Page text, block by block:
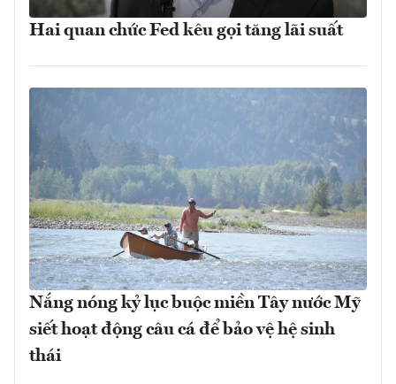
Hai quan chức Fed kêu gọi tăng lãi suất
Nắng nóng kỷ lục buộc miền Tây nước Mỹ
siết hoạt động câu cá để bảo vệ hệ sinh
thái